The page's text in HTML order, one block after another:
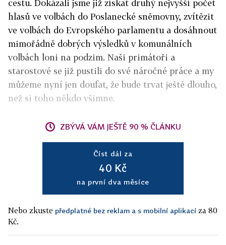
cestu. Dokázali jsme již získat druhý nejvyšší počet
hlasů ve volbách do Poslanecké sněmovny, zvítězit
ve volbách do Evropského parlamentu a dosáhnout
mimořádně dobrých výsledků v komunálních
volbách loni na podzim. Naši primátoři a
starostové se již pustili do své náročné práce a my
můžeme nyní jen doufat, že bude trvat ještě dlouho,
než si toho někdo všimne.
ZBÝVÁ VÁM JEŠTĚ 90 % ČLÁNKU
Číst dál za
40 Kč
na první dva měsíce
Nebo zkuste předplatné bez reklam a s mobilní aplikací za 80
Kč.